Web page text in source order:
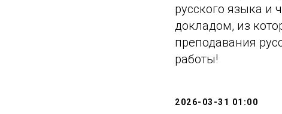
русского языка
докладом, из
преподавания
работы!
2026-03-31 01:00